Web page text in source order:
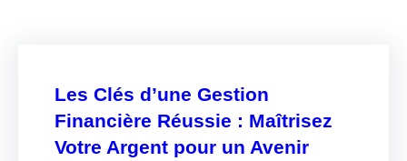
Les Clés d’une Gestion
Financière Réussie : Maîtrisez
Votre Argent pour un Avenir